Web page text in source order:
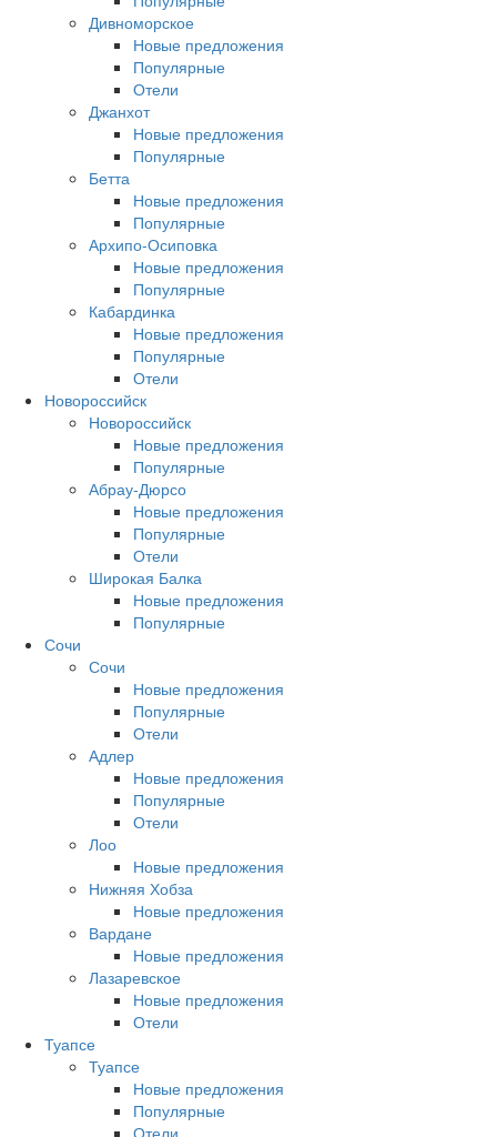
Дивноморское
Новые предложения
Популярные
Отели
Джанхот
Новые предложения
Популярные
Бетта
Новые предложения
Популярные
Архипо-Осиповка
Новые предложения
Популярные
Кабардинка
Новые предложения
Популярные
Отели
Новороссийск
Новороссийск
Новые предложения
Популярные
Абрау-Дюрсо
Новые предложения
Популярные
Отели
Широкая Балка
Новые предложения
Популярные
Сочи
Сочи
Новые предложения
Популярные
Отели
Адлер
Новые предложения
Популярные
Отели
Лоо
Новые предложения
Нижняя Хобза
Новые предложения
Вардане
Новые предложения
Лазаревское
Новые предложения
Отели
Туапсе
Туапсе
Новые предложения
Популярные
Отели